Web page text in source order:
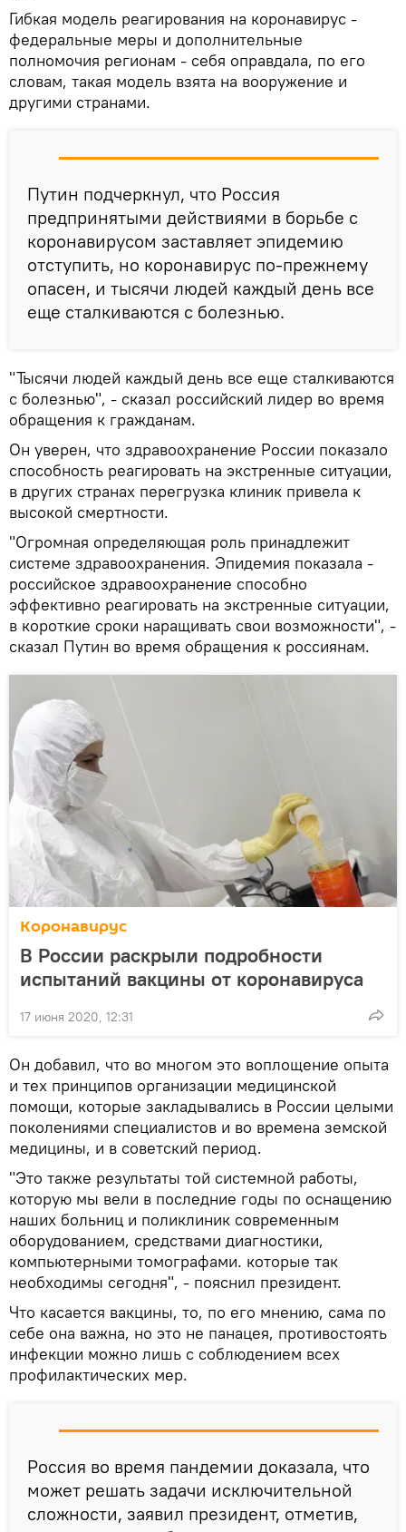
Гибкая модель реагирования на коронавирус -
федеральные меры и дополнительные
полномочия регионам - себя оправдала, по его
словам, такая модель взята на вооружение и
другими странами.
Путин подчеркнул, что Россия
предпринятыми действиями в борьбе с
коронавирусом заставляет эпидемию
отступить, но коронавирус по-прежнему
опасен, и тысячи людей каждый день все
еще сталкиваются с болезнью.
"Тысячи людей каждый день все еще сталкиваются
с болезнью", - сказал российский лидер во время
обращения к гражданам.
Он уверен, что здравоохранение России показало
способность реагировать на экстренные ситуации,
в других странах перегрузка клиник привела к
высокой смертности.
"Огромная определяющая роль принадлежит
системе здравоохранения. Эпидемия показала -
российское здравоохранение способно
эффективно реагировать на экстренные ситуации,
в короткие сроки наращивать свои возможности", -
сказал Путин во время обращения к россиянам.
Коронавирус
В России раскрыли подробности
испытаний вакцины от коронавируса
17 июня 2020, 12:31
Он добавил, что во многом это воплощение опыта
и тех принципов организации медицинской
помощи, которые закладывались в России целыми
поколениями специалистов и во времена земской
медицины, и в советский период.
"Это также результаты той системной работы,
которую мы вели в последние годы по оснащению
наших больниц и поликлиник современным
оборудованием, средствами диагностики,
компьютерными томографами. которые так
необходимы сегодня", - пояснил президент.
Что касается вакцины, то, по его мнению, сама по
себе она важна, но это не панацея, противостоять
инфекции можно лишь с соблюдением всех
профилактических мер.
Россия во время пандемии доказала, что
может решать задачи исключительной
сложности, заявил президент, отметив,